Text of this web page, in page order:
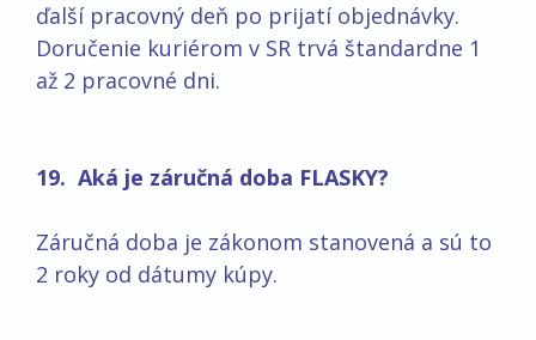
ďalší pracovný deň po prijatí objednávky.
Doručenie kuriérom v SR trvá štandardne 1
až 2 pracovné dni.
19. Aká je záručná doba FLASKY?
Záručná doba je zákonom stanovená a sú to
2 roky od dátumy kúpy.